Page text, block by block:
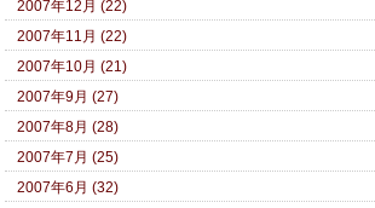
2007年12月 (22)
2007年11月 (22)
2007年10月 (21)
2007年9月 (27)
2007年8月 (28)
2007年7月 (25)
2007年6月 (32)